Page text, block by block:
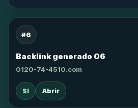
#6
Backlink generado 06
0120-74-4510.com
SI Abrir